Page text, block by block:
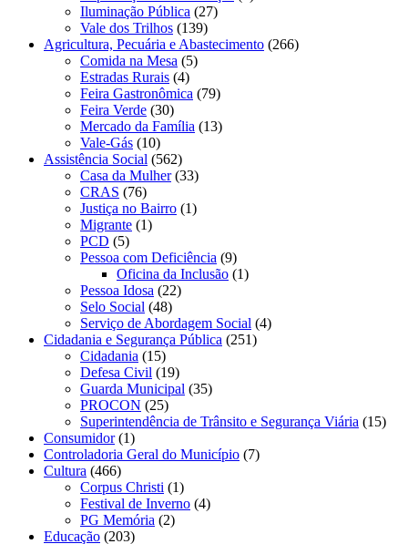
Iluminação Pública (27)
Vale dos Trilhos (139)
Agricultura, Pecuária e Abastecimento (266)
Comida na Mesa (5)
Estradas Rurais (4)
Feira Gastronômica (79)
Feira Verde (30)
Mercado da Família (13)
Vale-Gás (10)
Assistência Social (562)
Casa da Mulher(33)
CRAS (76)
Justiça no Bairro (1)
Migrante (1)
PCD (5)
Pessoa com Deficiência (9)
Oficina da Inclusão (1)
Pessoa Idosa (22)
Selo Social (48)
Serviço de Abordagem Social (4)
Cidadania e Segurança Pública (251)
Cidadania (15)
Defesa Civil (19)
Guarda Municipal (35)
PROCON (25)
Superintendência de Trânsito e Segurança Viária (15)
Consumidor(1)
Controladoria Geral do Município (7)
Cultura (466)
Corpus Christi (1)
Festival de Inverno (4)
PG Memória (2)
Educação (203)